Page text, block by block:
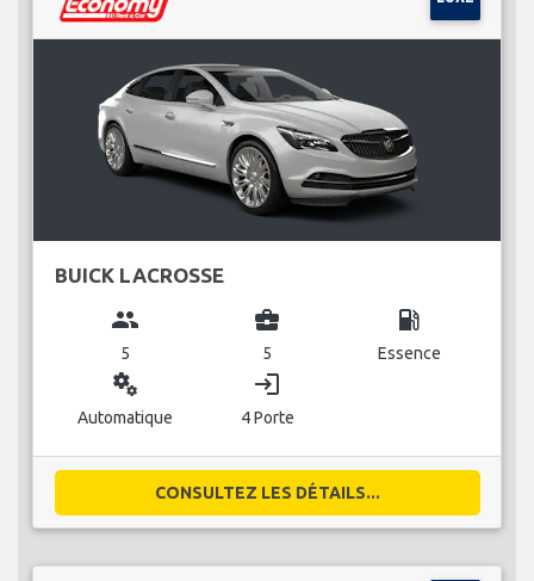
BUICK LACROSSE
group
5
business_center
5
local_gas_station
Essence
miscellaneous_services
Automatique
login
4 Porte
CONSULTEZ LES DÉTAILS...